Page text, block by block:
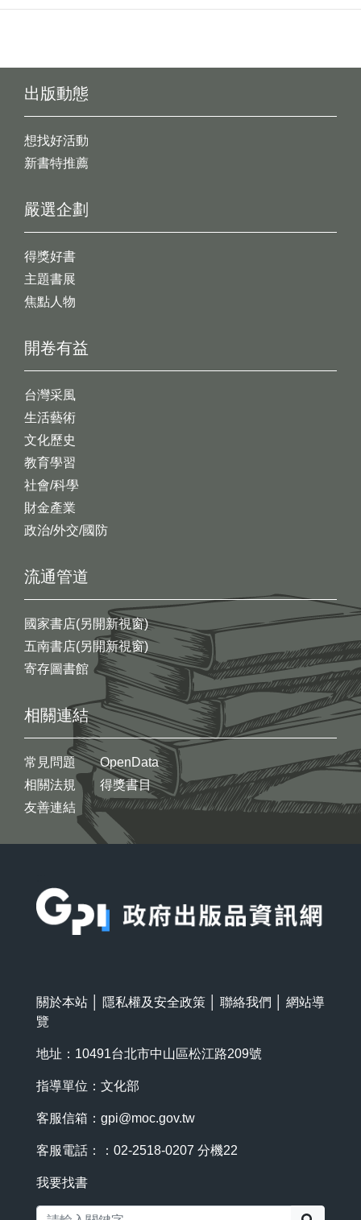
出版動態
想找好活動
新書特推薦
開卷有益
台灣采風
生活藝術
文化歷史
教育學習
社會/科學
財金產業
政治/外交/國防
嚴選企劃
得獎好書
主題書展
焦點人物
流通管道
國家書店(另開新視窗)
五南書店(另開新視窗)
寄存圖書館
相關連結
常見問題
相關法規
友善連結
OpenData
得獎書目
關於本站 隱私權及安全政策 聯絡我們
網站導
覽
地址：10491台北市中山區松江路209號
指導單位：文化部
客服信箱： gpi@moc.gov.tw
客服電話：：02-2518-0207 分機22
我要找書